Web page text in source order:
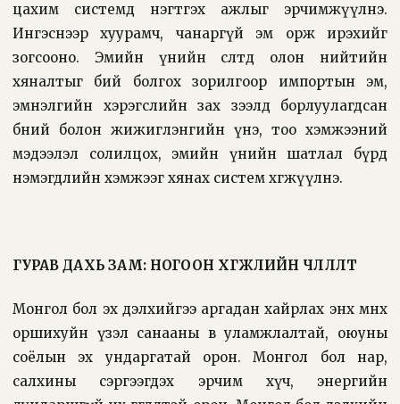
цахим системд нэгтгэх ажлыг эрчимжүүлнэ.
Ингэснээр хуурамч, чанаргүй эм орж ирэхийг
зогсооно. Эмийн үнийн өсөлтөд олон нийтийн
хяналтыг бий болгох зорилгоор импортын эм,
эмнэлгийн хэрэгслийн зах зээлд борлуулагдсан
бөөний болон жижиглэнгийн үнэ, тоо хэмжээний
мэдээлэл солилцох, эмийн үнийн шатлал бүрд
нэмэгдлийн хэмжээг хянах систем хөгжүүлнэ.
ГУРАВ ДАХЬ ЗАМ: НОГООН ХӨГЖЛИЙН ЧӨЛӨӨЛӨЛТ
Монгол бол эх дэлхийгээ аргадан хайрлах энх мөнх
оршихуйн үзэл санааны өв уламжлалтай, оюуны
соёлын эх ундаргатай орон. Монгол бол нар,
салхины сэргээгдэх эрчим хүч, энергийн